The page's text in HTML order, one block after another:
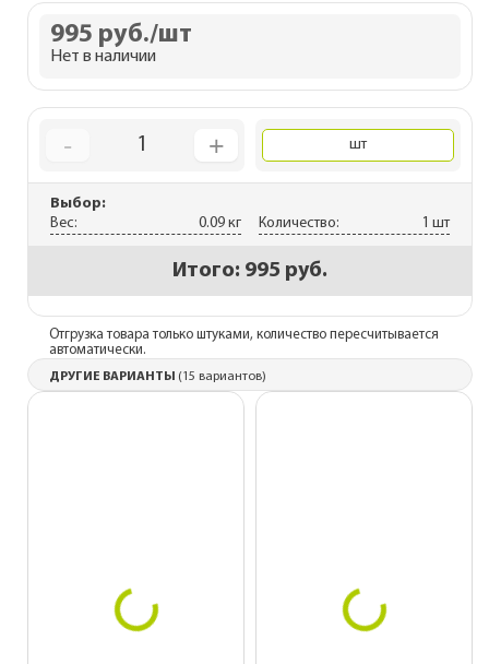
995 руб./шт
Нет в наличии
- 1 + шт
Выбор:
Вес:
0.09 кг Количество: 1 шт
Итого: 995 руб.
Отгрузка товара только штуками, количество пересчитывается
автоматически.
ДРУГИЕ ВАРИАНТЫ (15 вариантов)